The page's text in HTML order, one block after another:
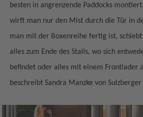
besten in angrenzende Paddocks
wirft man nur den Mist durch die Tür in
man mit der Boxenreihe fertig ist,
alles zum Ende des Stalls, wo sich
befindet oder alles mit einem Frontlader
beschreibt Sandra Manzke von Sulzberger